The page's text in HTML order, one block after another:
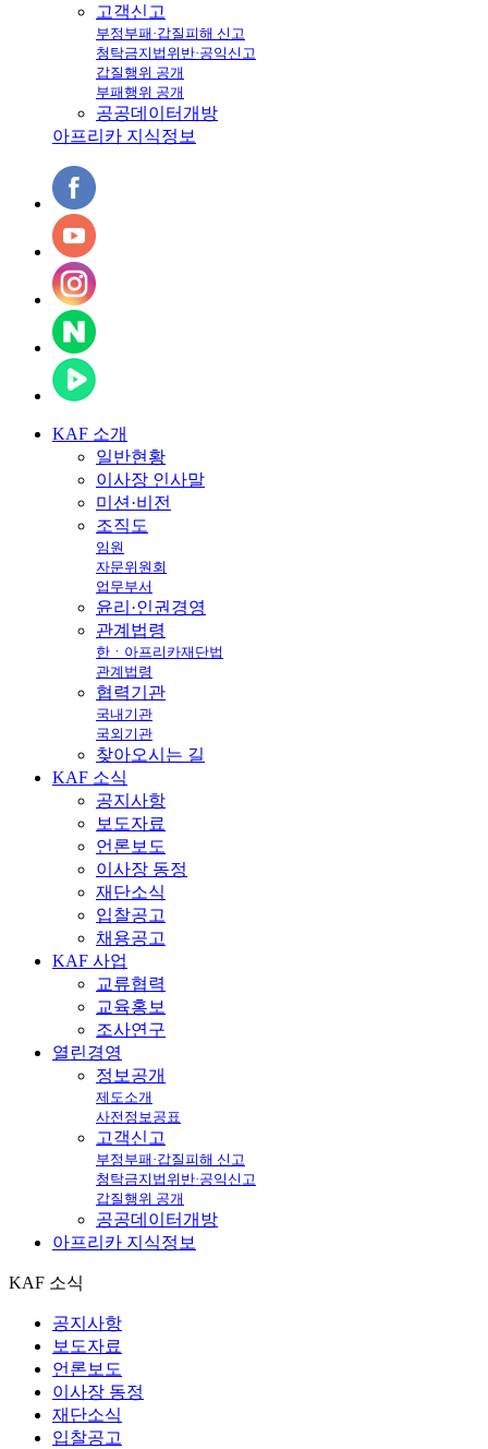
고객신고
부정부패·갑질피해 신고
청탁금지법위반·공익신고
갑질행위 공개
부패행위 공개
공공데이터개방
아프리카 지식정보
KAF 소개
일반현황
이사장 인사말
미션·비전
조직도
임원
자문위원회
업무부서
윤리·인권경영
관계법령
한ㆍ아프리카재단법
관계법령
협력기관
국내기관
국외기관
찾아오시는 길
KAF 소식
공지사항
보도자료
언론보도
이사장 동정
재단소식
입찰공고
채용공고
KAF 사업
교류협력
교육홍보
조사연구
열린경영
정보공개
제도소개
사전정보공표
고객신고
부정부패·갑질피해 신고
청탁금지법위반·공익신고
갑질행위 공개
공공데이터개방
아프리카 지식정보
KAF 소식
공지사항
보도자료
언론보도
이사장 동정
재단소식
입찰공고